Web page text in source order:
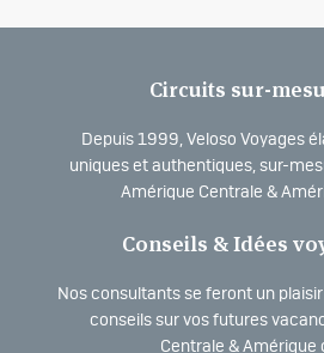
Circuits sur-
Depuis 1999, Veloso Voyages
uniques et authentiques, sur-
Amérique Centrale &
Conseils & Idées
Nos consultants se feront un
conseils sur vos futures
Centrale & Amérique